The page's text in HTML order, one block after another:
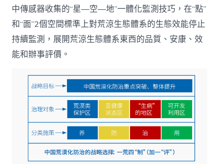
中傳感器收集的“星—空—地”一體化監測技巧，在“點”
和“面”2個空間標準上對荒涼生態體系的生態效能停止
持續監測，展開荒涼生態體系東西的品質、安康、效
能和辦事評價。